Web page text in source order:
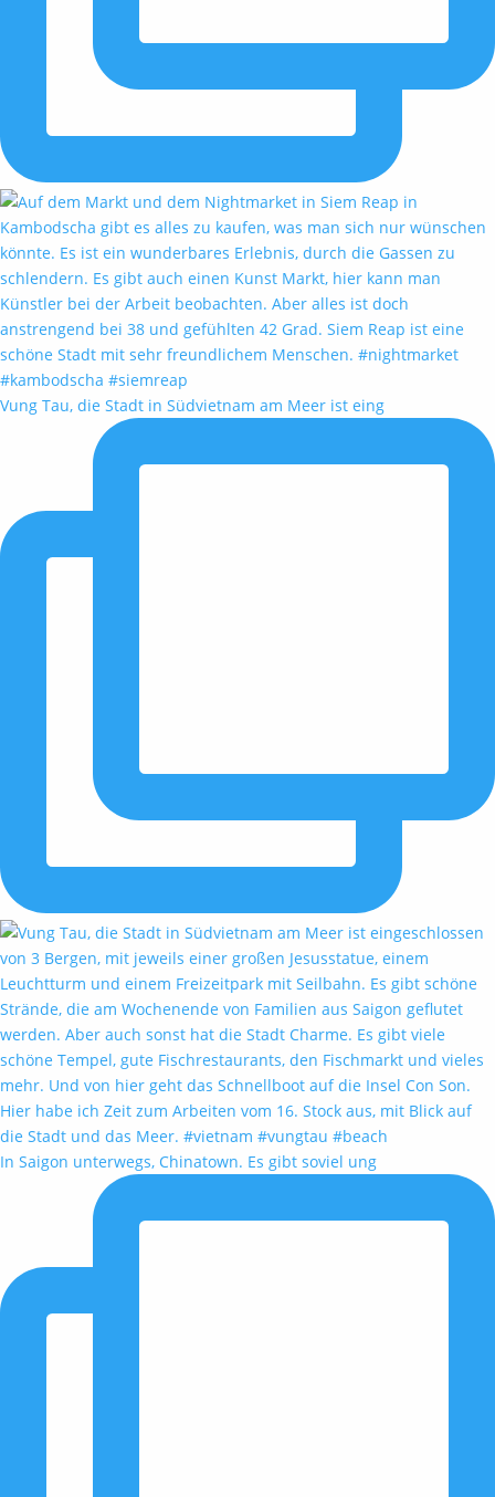
Vung Tau, die Stadt in Südvietnam am Meer ist eing
In Saigon unterwegs, Chinatown. Es gibt soviel ung